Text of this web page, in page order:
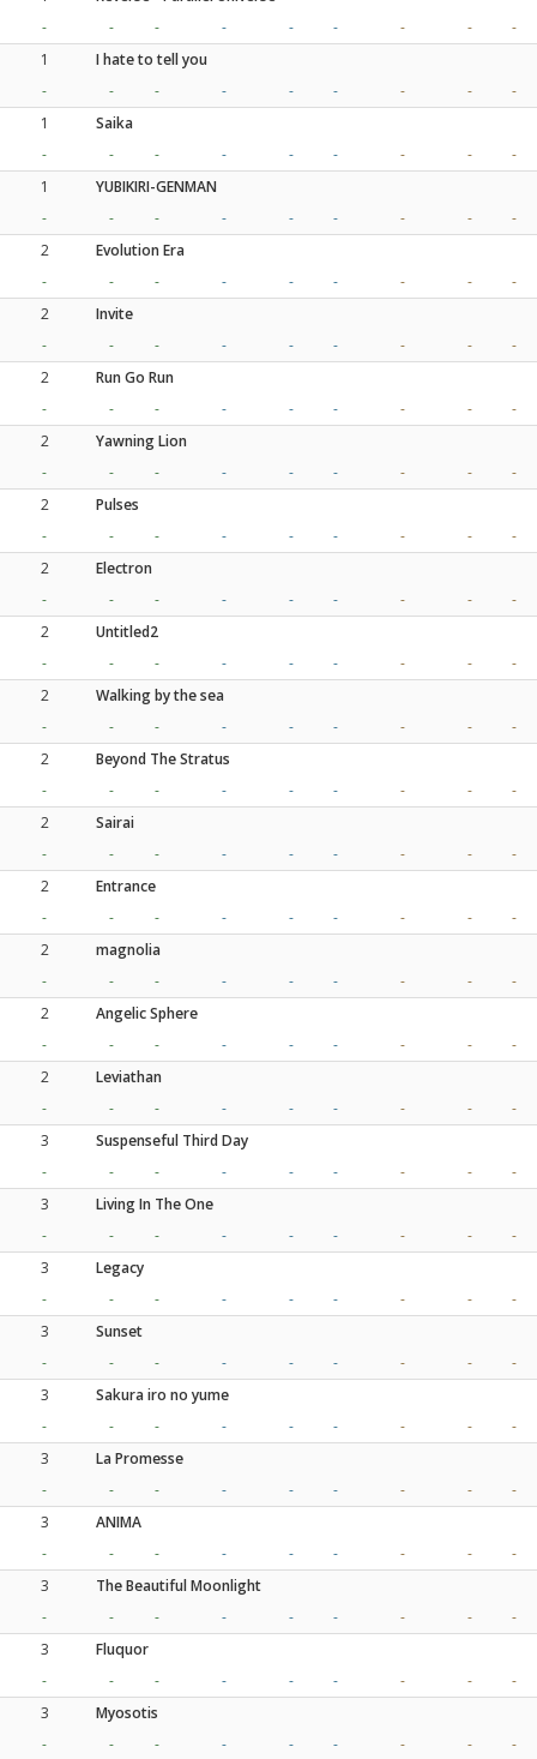
-
- - - - - - -
-
1
I hate to tell you
-
- - - - - - -
-
1
Saika
-
- - - - - - -
-
1
YUBIKIRI-GENMAN
-
- - - - - - -
-
2
Evolution Era
-
- - - - - - -
-
2
Invite
-
- - - - - - -
-
2
Run Go Run
-
- - - - - - -
-
2
Yawning Lion
-
- - - - - - -
-
2
Pulses
-
- - - - - - -
-
2
Electron
-
- - - - - - -
-
2
Untitled2
-
- - - - - - -
-
2
Walking by the sea
-
- - - - - - -
-
2
Beyond The Stratus
-
- - - - - - -
-
2
Sairai
-
- - - - - - -
-
2
Entrance
-
- - - - - - -
-
2
magnolia
-
- - - - - - -
-
2
Angelic Sphere
-
- - - - - - -
-
2
Leviathan
-
- - - - - - -
-
3
Suspenseful Third Day
-
- - - - - - -
-
3
Living In The One
-
- - - - - - -
-
3
Legacy
-
- - - - - - -
-
3
Sunset
-
- - - - - - -
-
3
Sakura iro no yume
-
- - - - - - -
-
3
La Promesse
-
- - - - - - -
-
3
ANIMA
-
- - - - - - -
-
3
The Beautiful Moonlight
-
- - - - - - -
-
3
Fluquor
-
- - - - - - -
-
3
Myosotis
-
- - - - - - -
-